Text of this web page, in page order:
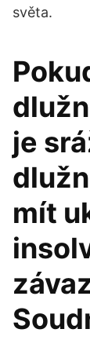
světa.
je
mít